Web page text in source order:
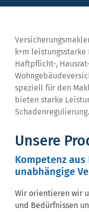
k+m leistungsstarke
Haftpflicht-,
speziell für den
bieten starke
Schadenregulierung.
Unsere
Kompetenz
unabhängige
Wir orientieren wir
und Bedürfnissen